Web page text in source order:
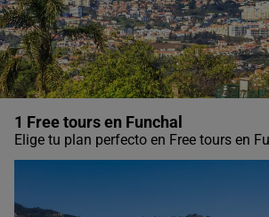
1 Free tours en Funchal
Elige tu plan perfecto en Free tours en